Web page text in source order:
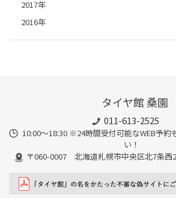
2017年
2016年
タイヤ館 桑園
011-613-2525
10:00～18:30 ※24時間受付可能なWEB予約
い！
〒060-0007 北海道札幌市中央区北7条西